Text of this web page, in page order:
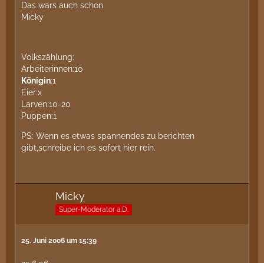
Das wars auch schon
Micky
Volkszählung:
Arbeiterinnen:10
Königin:1
Eier:x
Larven:10-20
Puppen:1
PS: Wenn es etwas spannendes zu berichten
gibt,schreibe ich es sofort hier rein.
Micky
Super-Moderator a.D.
25. Juni 2006 um 15:39